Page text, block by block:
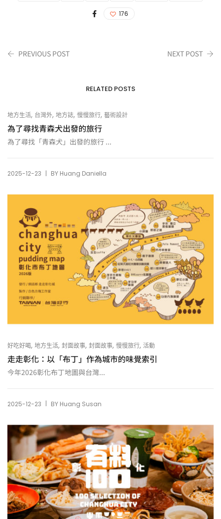
176
PREVIOUS POST NEXT POST
RELATED POSTS
地方生活, 台灣外, 地方誌, 慢慢旅行, 藝術設計
為了尋找青森犬出發的旅行
為了尋找「青森犬」出發的旅行 ...
2025-12-23 | BY Huang Daniella
好吃好喝, 地方生活, 封面故事, 封面故事, 慢慢旅行, 活動
走走彰化：以「布丁」作為城市的味覺索引
今年2026彰化布丁地圖與台灣...
2025-12-23 | BY Huang Susan